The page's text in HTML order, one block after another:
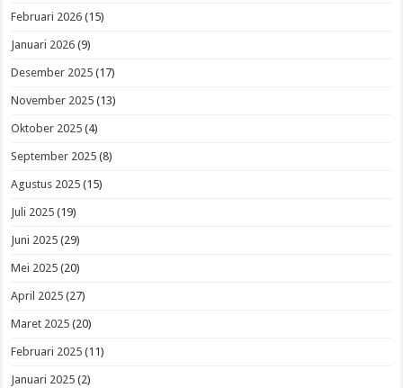
Februari 2026 (15)
Januari 2026 (9)
Desember 2025 (17)
November 2025 (13)
Oktober 2025 (4)
September 2025 (8)
Agustus 2025 (15)
Juli 2025 (19)
Juni 2025 (29)
Mei 2025 (20)
April 2025 (27)
Maret 2025 (20)
Februari 2025 (11)
Januari 2025 (2)